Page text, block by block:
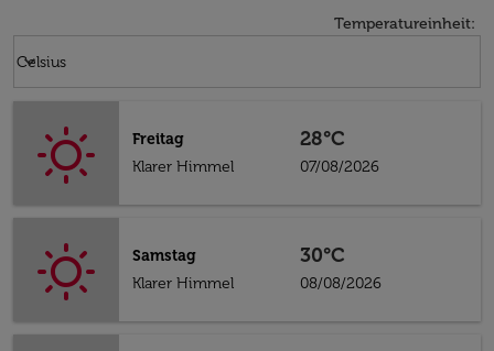
Temperatureinheit:
Celsius
keyboard_arrow_down
Freitag
Klarer Himmel
28°C
07/08/2026
Samstag
Klarer Himmel
30°C
08/08/2026